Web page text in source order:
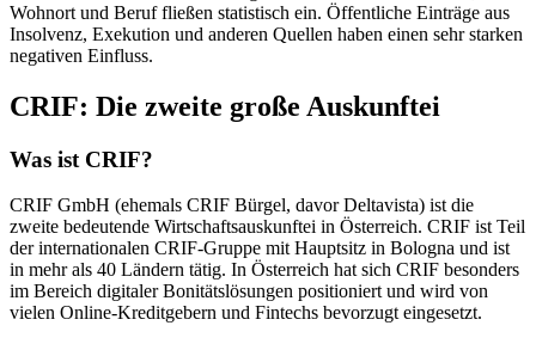
Wohnort und Beruf fließen statistisch ein. Öffentliche Einträge aus
Insolvenz, Exekution und anderen Quellen haben einen sehr starken
negativen Einfluss.
CRIF: Die zweite große Auskunftei
Was ist CRIF?
CRIF GmbH (ehemals CRIF Bürgel, davor Deltavista) ist die
zweite bedeutende Wirtschaftsauskunftei in Österreich. CRIF ist Teil
der internationalen CRIF-Gruppe mit Hauptsitz in Bologna und ist
in mehr als 40 Ländern tätig. In Österreich hat sich CRIF besonders
im Bereich digitaler Bonitätslösungen positioniert und wird von
vielen Online-Kreditgebern und Fintechs bevorzugt eingesetzt.